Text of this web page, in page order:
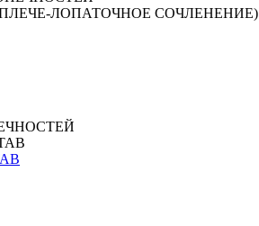
ЛОПАТОЧНОЕ СОЧЛЕНЕНИЕ)